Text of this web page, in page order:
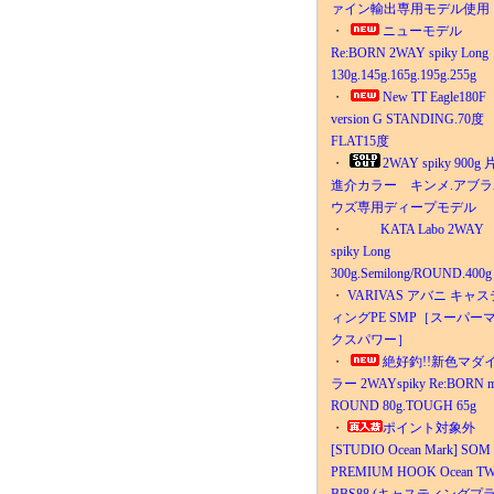
ァイン輸出専用モデル使用
・
ニューモデル
Re:BORN 2WAY spiky Long
130g.145g.165g.195g.255g
・
New TT Eagle180F
version G STANDING.70度
FLAT15度
・
2WAY spiky 900g
進介カラー キンメ.アブ
ウズ専用ディープモデル
・
KATA Labo 2WAY
spiky Long
300g.Semilong/ROUND.400g
・ VARIVAS アバニ キャス
ィングPE SMP［スーパー
クスパワー］
・
絶好釣!!新色マダ
ラー 2WAYspiky Re:BORN
ROUND 80g.TOUGH 65g
・
ポイント対象外
[STUDIO Ocean Mark] SOM
PREMIUM HOOK Ocean